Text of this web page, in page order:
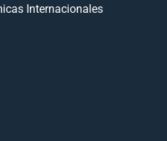
Internacionales